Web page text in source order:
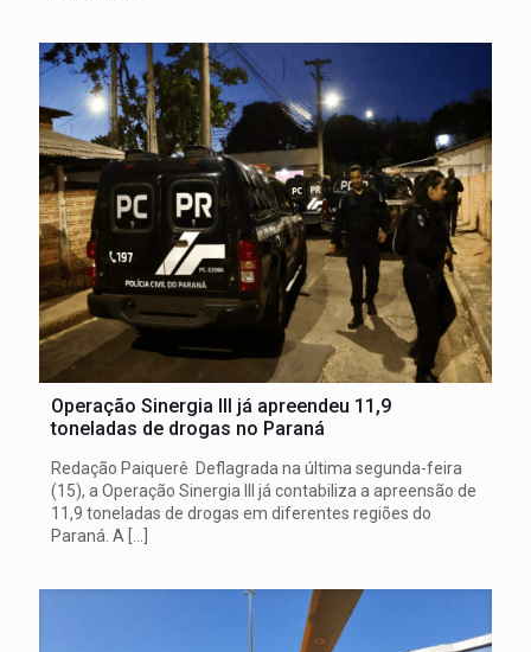
Operação Sinergia III já apreendeu 11,9
toneladas de drogas no Paraná
Redação Paiquerê Deflagrada na última segunda-feira
(15), a Operação Sinergia III já contabiliza a apreensão de
11,9 toneladas de drogas em diferentes regiões do
Paraná. A […]